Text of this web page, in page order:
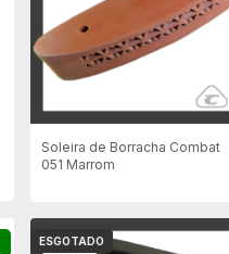
Soleira de Borracha Combat
051 Marrom
ESGOTADO